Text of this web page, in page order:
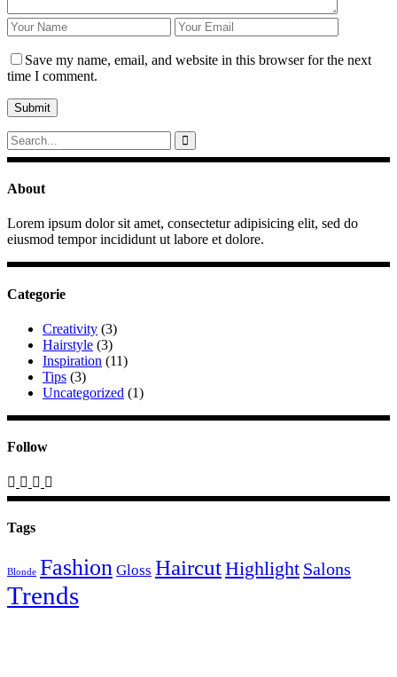
Save my name, email, and website in this browser for the next
time I comment.
About
Lorem ipsum dolor sit amet, consectetur adipisicing elit, sed do
eiusmod tempor incididunt ut labore et dolore.
Categorie
Creativity (3)
Hairstyle (3)
Inspiration (11)
Tips (3)
Uncategorized (1)
Follow
Tags
Blonde Fashion Gloss HaircutHighlight Salons
Trends